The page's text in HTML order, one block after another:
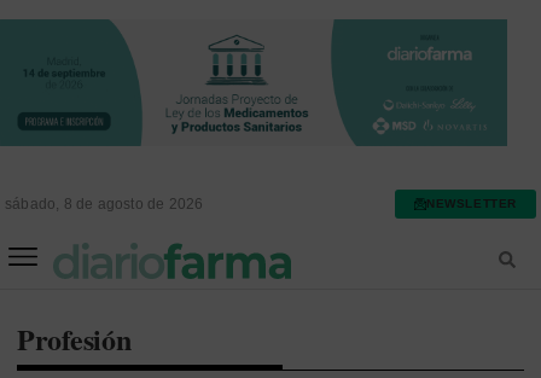
sábado, 8 de agosto de 2026 NEWSLETTER
Profesión